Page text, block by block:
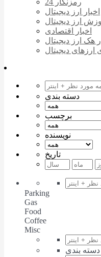
رمزنگار 24
اخبار ارز دیجیتال
ارز دیجیتال
اخبار اقتصادی
هک ارز دیجیتال
دیجیتال
دسته بندی
برچسب
نویسنده
تاریخ
Parking
Gas
Food
Coffee
Misc
دسته بندی